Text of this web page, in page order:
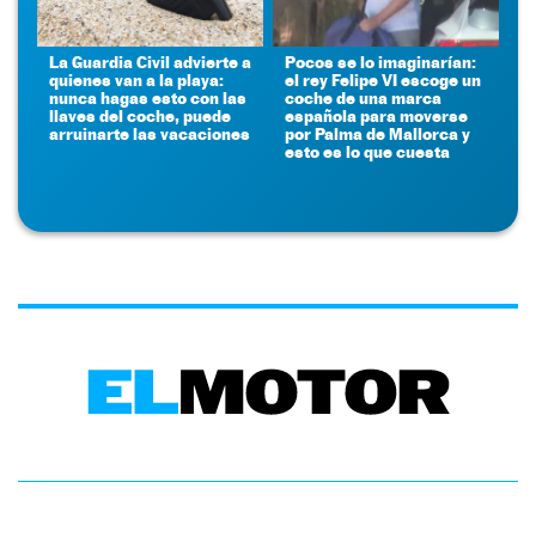
La Guardia Civil advierte a
quienes van a la playa:
nunca hagas esto con las
llaves del coche, puede
arruinarte las vacaciones
Pocos se lo imaginarían:
el rey Felipe VI escoge un
coche de una marca
española para moverse
por Palma de Mallorca y
esto es lo que cuesta